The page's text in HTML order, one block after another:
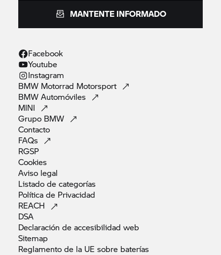
MANTENTE INFORMADO
Facebook
Youtube
Instagram
BMW Motorrad Motorsport
BMWAutomóviles
MINI
Grupo BMW
Contacto
FAQs
RGSP
Cookies
Aviso legal
Listado decategorías
Política de Privacidad
REACH
DSA
Declaración de accesibilidadweb
Sitemap
Reglamento de la UE sobre baterías